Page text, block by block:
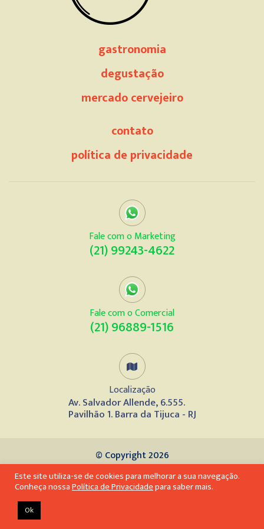
gastronomia
degustação
mercado cervejeiro
contato
política de privacidade
Fale com o Marketing
(21) 99243-4622
Fale com o Comercial
(21) 96889-1516
Localização
Av. Salvador Allende, 6.555.
Pavilhão 1. Barra da Tijuca - RJ
© Copyright 2026
Desenvolvido por
Este site utiliza-se de cookies para melhorar a sua navegação.
Conheça nossaPolítica de Privacidadepara saber mais.
Ok